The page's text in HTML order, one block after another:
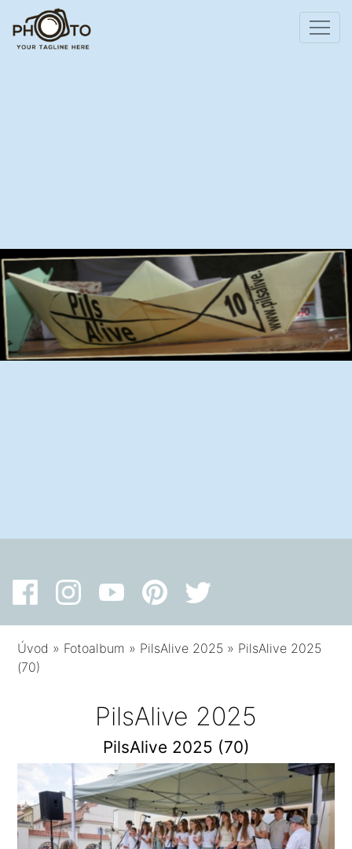
Úvod » Fotoalbum » PilsAlive 2025 » PilsAlive 2025
(70)
PilsAlive 2025
PilsAlive 2025 (70)